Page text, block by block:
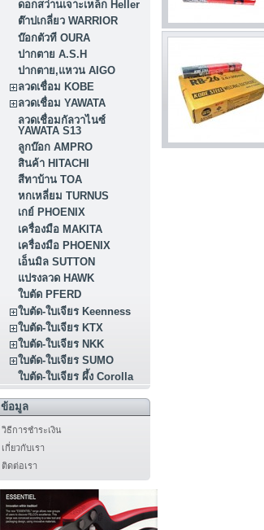
ดอกสว่านเจาะเหล็ก Heller
ต๊าปเกลี่ยว WARRIOR
บ๊อกตัวที OURA
ปากตาย A.S.H
ปากตาย,แหวน AIGO
ลวดเชื่อม KOBE
ลวดเชื่อม YAWATA
ลวดเชื่อมกัลวาไนซ์
YAWATA S13
ลูกบ๊อก AMPRO
สินค้า HITACHI
สีทาบ้าน TOA
หกเหลี่ยม TURNUS
เกย์ PHOENIX
เครื่องมือ MAKITA
เครื่องมือ PHOENIX
เอ็นมิล SUTTON
แปรงลวด HAWK
ใบตัด PFERD
ใบตัด-ใบเจียร Keenness
ใบตัด-ใบเจียร KTX
ใบตัด-ใบเจียร NKK
ใบตัด-ใบเจียร SUMO
ใบตัด-ใบเจียร ผึ้ง Corolla
ข้อมูล
วิธีการชำระเงิน
เกี่ยวกับเรา
ติดต่อเรา